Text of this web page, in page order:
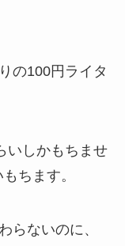
の100円ライタ
いしかもちませ
ちます。
らないのに、